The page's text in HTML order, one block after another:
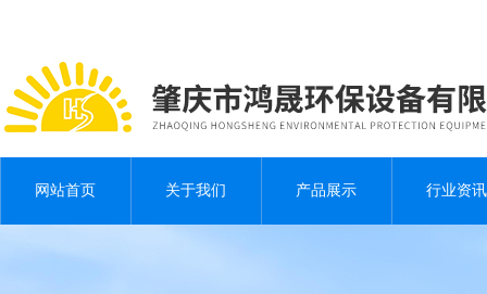
网站首页 关于我们 产品展示 行业资讯